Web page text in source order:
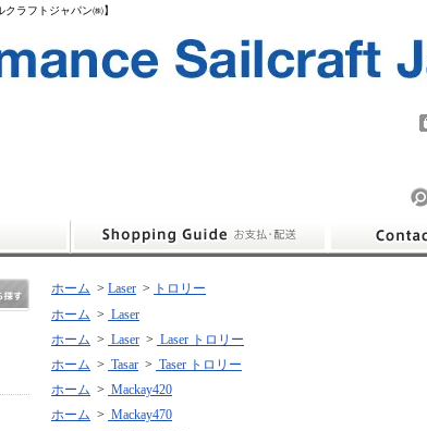
クラフトジャパン㈱】
ホーム > Laser > トロリー
ホーム > Laser
ホーム > Laser > Laser トロリー
ホーム > Tasar > Taser トロリー
ホーム > Mackay420
ホーム > Mackay470